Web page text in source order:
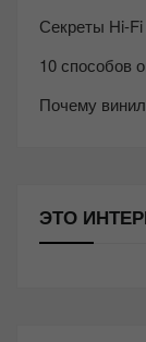
Секреты Hi-Fi
10 способов
Почему
ЭТО